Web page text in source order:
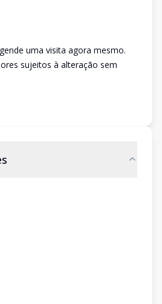
uma visita agora mesmo.
sujeitos à alteração sem